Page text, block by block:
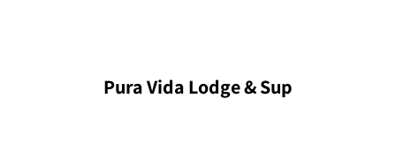
Pura Vida Lodge & Sup